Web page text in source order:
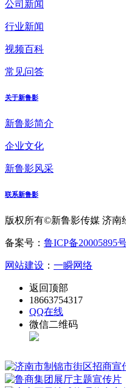
公司新闻
行业新闻
视频百科
常见问答
关于新鲁影
新鲁影简介
企业文化
新鲁影风采
联系新鲁影
版权所有©新鲁影传媒 济南
备案号： 鲁ICP备20005895
网站建设 ： 一瞬网络
返回顶部
18663754317
QQ在线
微信二维码